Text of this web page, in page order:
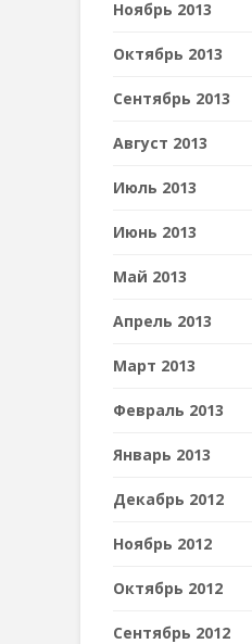
Ноябрь 2013
Октябрь 2013
Сентябрь 2013
Август 2013
Июль 2013
Июнь 2013
Май 2013
Апрель 2013
Март 2013
Февраль 2013
Январь 2013
Декабрь 2012
Ноябрь 2012
Октябрь 2012
Сентябрь 2012